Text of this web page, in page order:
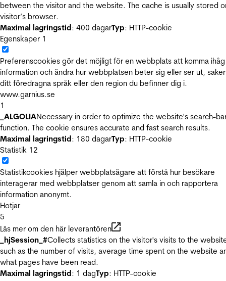
between the visitor and the website. The cache is usually stored
visitor’s browser.
Maximal lagringstid: 400 dagarTyp: HTTP-cookie
Egenskaper 1
Preferenscookies gör det möjligt för en webbplats att komma ihåg
information och ändra hur webbplatsen beter sig eller ser ut,
ditt föredragna språk eller den region du befinner dig i.
www.garnius.se
1
_ALGOLIANecessary in order to optimize the website's search-
function. The cookie ensures accurate and fast search results.
Maximal lagringstid: 180 dagarTyp: HTTP-cookie
Statistik 12
Statistikcookies hjälper webbplatsägare att förstå hur besökare
interagerar med webbplatser genom att samla in och rapportera
information anonymt.
Hotjar
5
Läs mer om den här leverantören
_hjSession_#Collects statistics on the visitor's visits to the
such as the number of visits, average time spent on the website
what pages have been read.
Maximal lagringstid: 1 dagTyp: HTTP-cookie